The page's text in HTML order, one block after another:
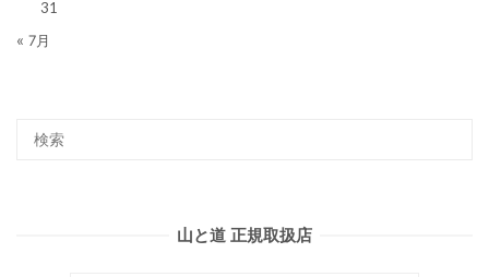
31
« 7月
山と道 正規取扱店